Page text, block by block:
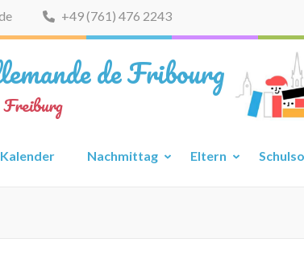
+49 (761) 476 2243
de Fribourg
Kalender Nachmittag Eltern